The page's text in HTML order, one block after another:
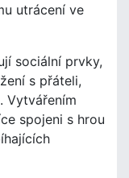
utrácení ve
sociální prvky,
s přáteli,
Vytvářením
spojeni s hrou